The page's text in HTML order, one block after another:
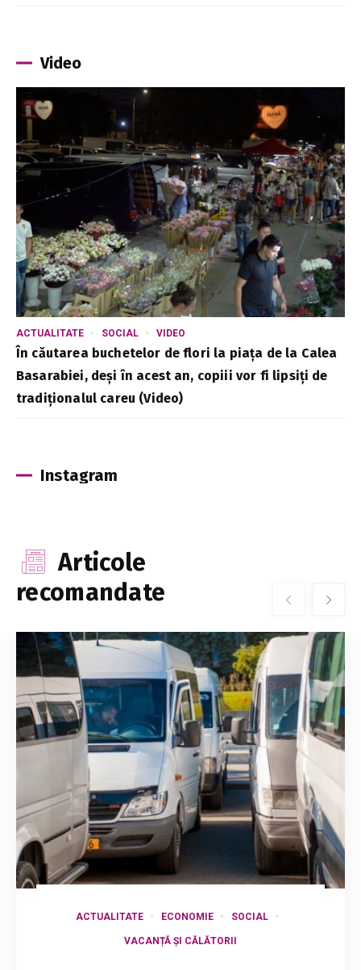
Video
ACTUALITATE SOCIAL VIDEO
În căutarea buchetelor de flori la piața de la Calea
Basarabiei, deși în acest an, copiii vor fi lipsiți de
tradiționalul careu (Video)
Instagram
Articole
recomandate
ACTUALITATE ECONOMIE SOCIAL
VACANȚĂ ȘI CĂLĂTORII